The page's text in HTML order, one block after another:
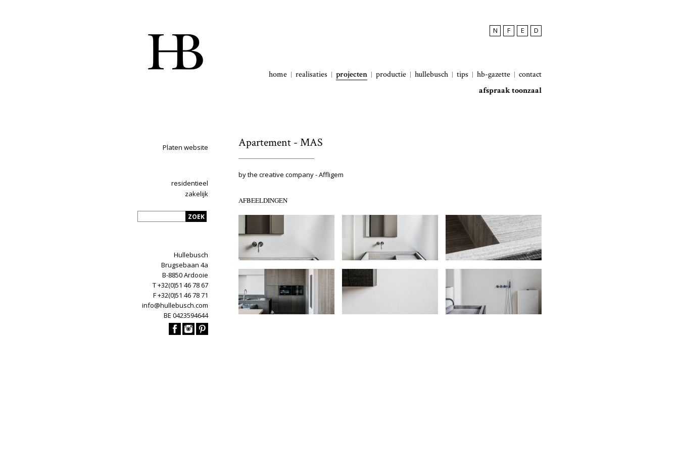
N F E D
home realisaties projecten productie hullebusch tips hb-gazette
contact
afspraak toonzaal
Platen website
residentieel
zakelijk
Hullebusch
Brugsebaan 4a
B-8850 Ardooie
T +32(0)51 46 78 67
F +32(0)51 46 78 71
info@hullebusch.com
BE 0423594644
Apartement - MAS
by the creative company - Affligem
AFBEELDINGEN